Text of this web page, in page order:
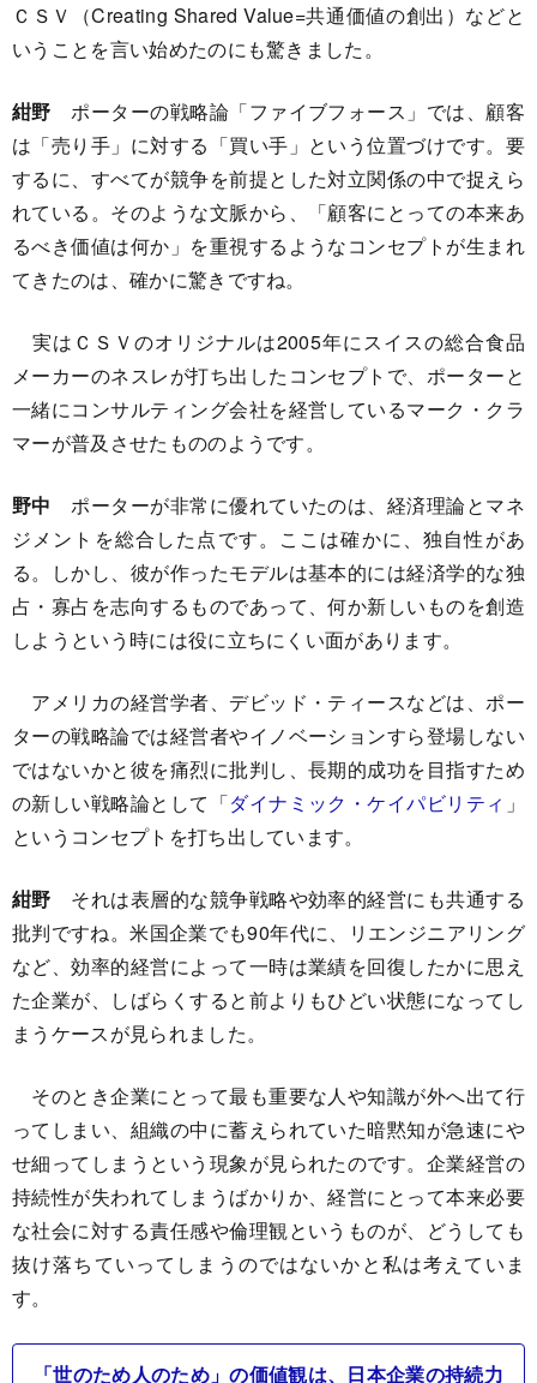
ＣＳＶ（Creating Shared Value=共通価値の創出）などと
いうことを言い始めたのにも驚きました。
紺野 ポーターの戦略論「ファイブフォース」では、顧客
は「売り手」に対する「買い手」という位置づけです。要
するに、すべてが競争を前提とした対立関係の中で捉えら
れている。そのような文脈から、「顧客にとっての本来あ
るべき価値は何か」を重視するようなコンセプトが生まれ
てきたのは、確かに驚きですね。
実はＣＳＶのオリジナルは2005年にスイスの総合食品
メーカーのネスレが打ち出したコンセプトで、ポーターと
一緒にコンサルティング会社を経営しているマーク・クラ
マーが普及させたもののようです。
野中 ポーターが非常に優れていたのは、経済理論とマネ
ジメントを総合した点です。ここは確かに、独自性があ
る。しかし、彼が作ったモデルは基本的には経済学的な独
占・寡占を志向するものであって、何か新しいものを創造
しようという時には役に立ちにくい面があります。
アメリカの経営学者、デビッド・ティースなどは、ポー
ターの戦略論では経営者やイノベーションすら登場しない
ではないかと彼を痛烈に批判し、長期的成功を目指すため
の新しい戦略論として「ダイナミック・ケイパビリティ 」
というコンセプトを打ち出しています。
紺野 それは表層的な競争戦略や効率的経営にも共通する
批判ですね。米国企業でも90年代に、リエンジニアリング
など、効率的経営によって一時は業績を回復したかに思え
た企業が、しばらくすると前よりもひどい状態になってし
まうケースが見られました。
そのとき企業にとって最も重要な人や知識が外へ出て行
ってしまい、組織の中に蓄えられていた暗黙知が急速にや
せ細ってしまうという現象が見られたのです。企業経営の
持続性が失われてしまうばかりか、経営にとって本来必要
な社会に対する責任感や倫理観というものが、どうしても
抜け落ちていってしまうのではないかと私は考えていま
す。
「世のため人のため」の価値観は、日本企業の持続力